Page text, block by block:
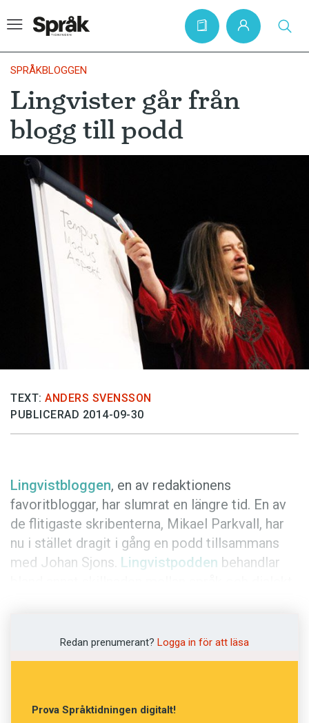
Hem
Artiklar
Krönikor
Språkfrågor
Skrivtips
Bokrecensioner
Kviss
Podden
Anmäl till språkpolisen
Föreslå nyord
Annonsera
Prenumerera
Läs Språktidningen digitalt
SPRÅKBLOGGEN
Lingvister går från
blogg till podd
TEXT: ANDERS SVENSSON
PUBLICERAD 2014-09-30
Lingvistbloggen, en av redaktionens
favoritbloggar, har slumrat en längre tid. En av
de flitigaste skribenterna, Mikael Parkvall, har
nu i stället dragit i gång en podd tillsammans
med Johan Sjons. Lingvistpodden behandlar
Redan prenumerant? Logga in för att läsa
Prova Språktidningen digitalt!